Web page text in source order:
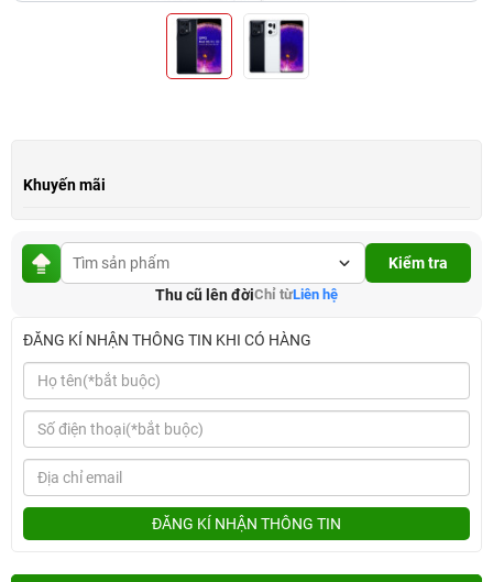
Khuyến mãi
Kiểm tra
Thu cũ lên đờiChỉ từLiên hệ
ĐĂNG KÍ NHẬN THÔNG TIN KHI CÓ HÀNG
ĐĂNG KÍ NHẬN THÔNG TIN